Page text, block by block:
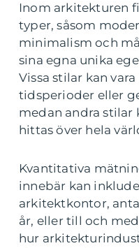
Inom arkitekturen
typer, såsom
minimalism och
sina egna unika
Vissa stilar kan
tidsperioder eller
medan andra stilar
hittas över hela
Kvantitativa
innebär kan
arkitektkontor,
år, eller till och
hur